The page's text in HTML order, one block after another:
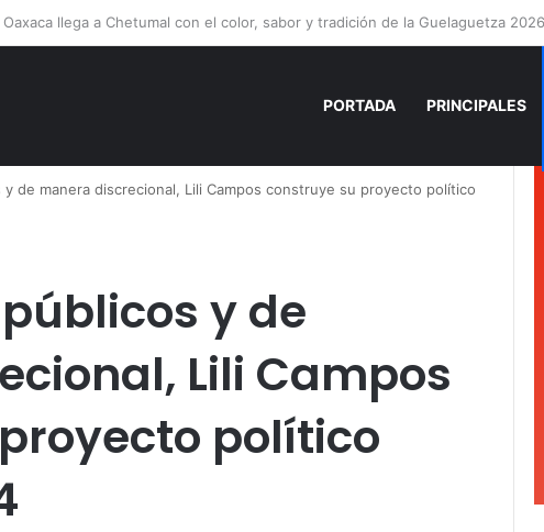
Estefanía Mercado cumple con la repavimentación del puente vehicular
PORTADA PRINCIPALES
de manera discrecional, Lili Campos construye su proyecto político
y de
Lili Campos
político